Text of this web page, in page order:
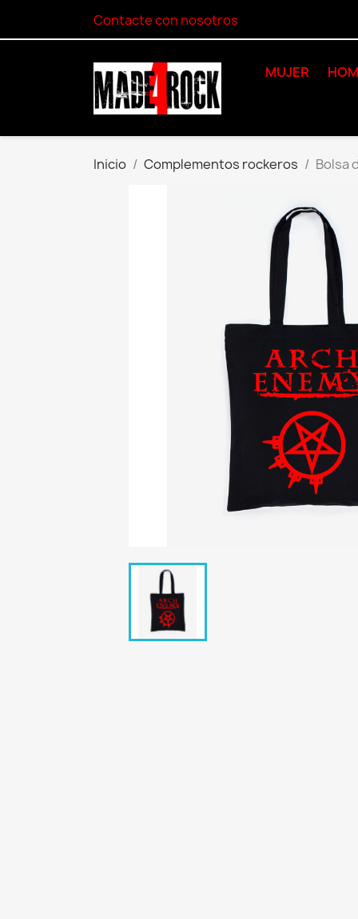
Contacte con nosotros
MUJER
Inicio Complementos rockeros Bolsa